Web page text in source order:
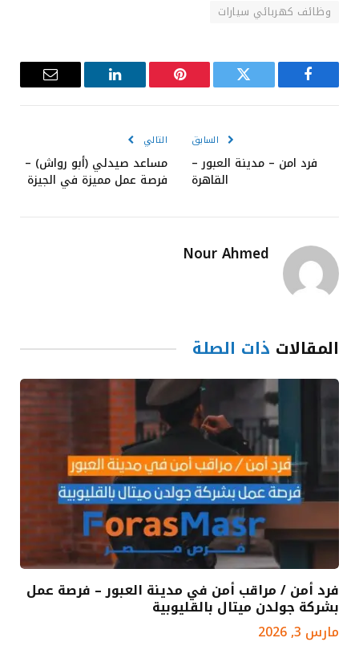
وظائف كهربائي سيارات
فيسبوك تويتر بينتيريست لينكدإن
البريد
السابق
فرد امن – مدينة العبور –
القاهرة
التالي
مساعد صيدلي (أبو رواش) –
فرصة عمل مميزة في الجيزة
Nour Ahmed
المقالات ذات الصلة
فرد أمن / مراقب أمن في مدينة العبور – فرصة عمل
بشركة جولدن ميتال بالقليوبية
مارس 3, 2026